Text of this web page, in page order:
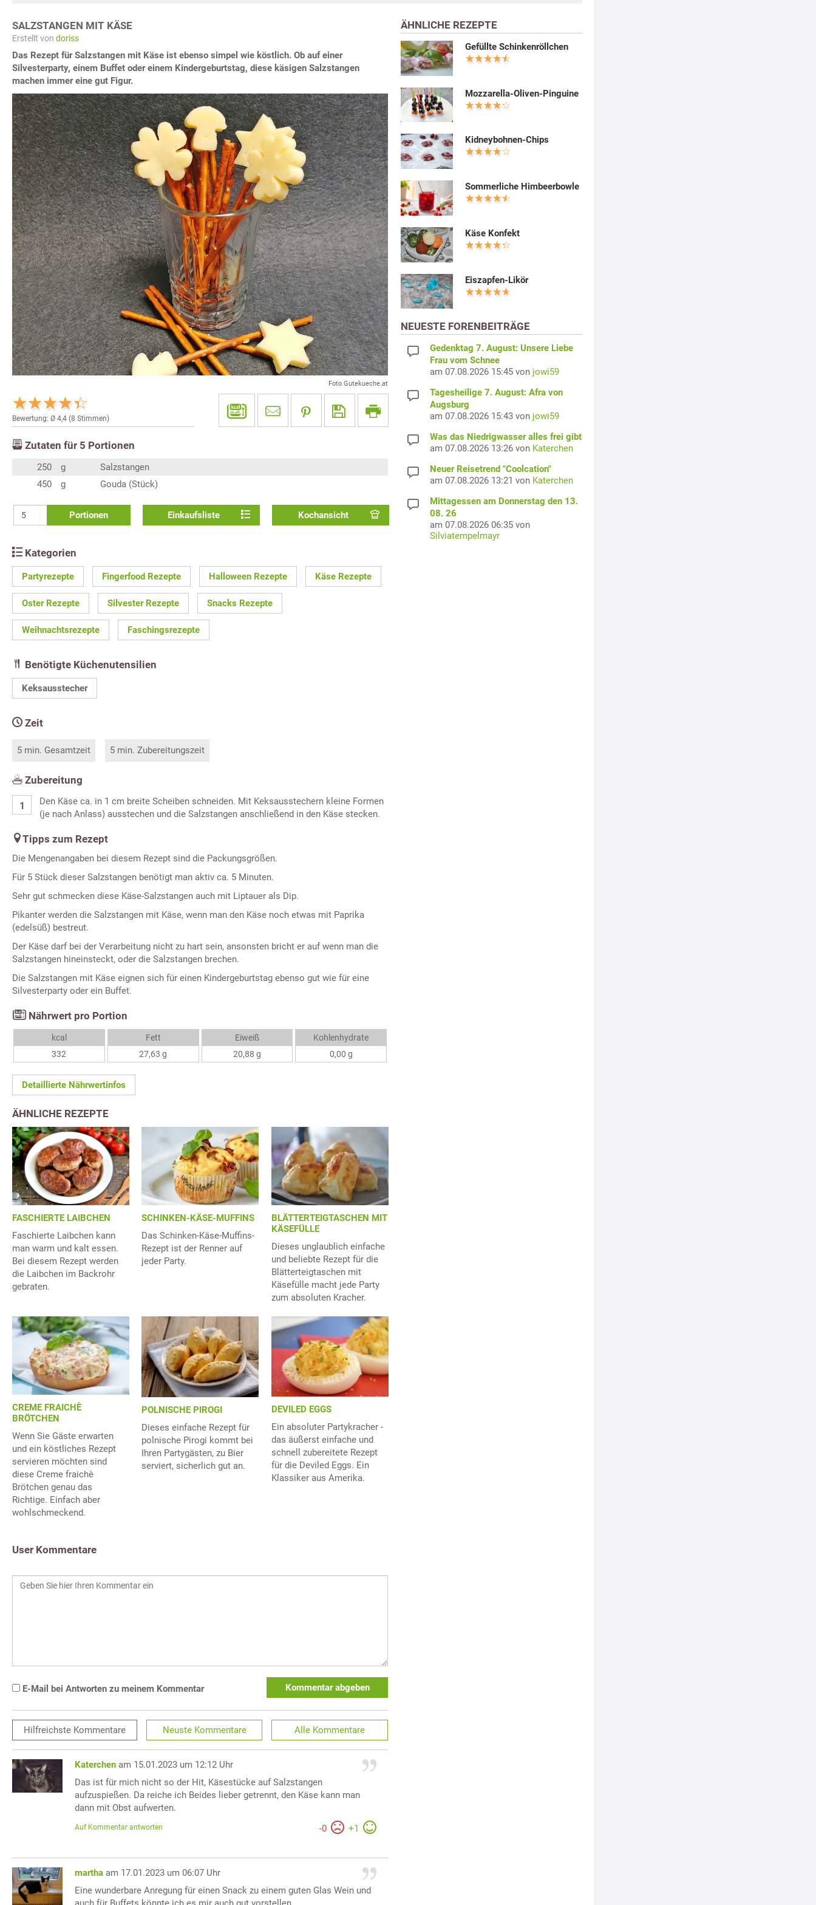
SALZSTANGEN MIT KÄSE
Erstellt von doriss
Das Rezept für Salzstangen mit Käse ist ebenso simpel wie köstlich. Ob auf einer
Silvesterparty, einem Buffet oder einem Kindergeburtstag, diese käsigen Salzstangen
machen immer eine gut Figur.
Foto Gutekueche.at
Bewertung: Ø 4,4 (8 Stimmen)
Zutaten für 5 Portionen
250 g
Salzstangen
450
g Gouda (Stück)
Portionen Einkaufsliste Kochansicht
Kategorien
Partyrezepte Fingerfood Rezepte Halloween Rezepte Käse Rezepte
Oster Rezepte Silvester Rezepte Snacks Rezepte
Weihnachtsrezepte Faschingsrezepte
Benötigte Küchenutensilien
Keksausstecher
Zeit
5 min. Gesamtzeit 5 min. Zubereitungszeit
Zubereitung
Den Käse ca. in 1 cm breite Scheiben schneiden. Mit Keksausstechern kleine Formen
(je nach Anlass) ausstechen und die Salzstangen anschließend in den Käse stecken.
Tipps zum Rezept
Die Mengenangaben bei diesem Rezept sind die Packungsgrößen.
Für 5 Stück dieser Salzstangen benötigt man aktiv ca. 5 Minuten.
Sehr gut schmecken diese Käse-Salzstangen auch mit Liptauer als Dip.
Pikanter werden die Salzstangen mit Käse, wenn man den Käse noch etwas mit Paprika
(edelsüß) bestreut.
Der Käse darf bei der Verarbeitung nicht zu hart sein, ansonsten bricht er auf wenn man die
Salzstangen hineinsteckt, oder die Salzstangen brechen.
Die Salzstangen mit Käse eignen sich für einen Kindergeburtstag ebenso gut wie für eine
Silvesterparty oder ein Buffet.
Nährwert pro Portion
kcal
332
Fett
27,63 g
Eiweiß
20,88 g
Kohlenhydrate
0,00 g
Detaillierte Nährwertinfos
ÄHNLICHE REZEPTE
FASCHIERTE LAIBCHEN
Faschierte Laibchen kann
man warm und kalt essen.
Bei diesem Rezept werden
die Laibchen im Backrohr
gebraten.
SCHINKEN-KÄSE-MUFFINS
Das Schinken-Käse-Muffins-
Rezept ist der Renner auf
jeder Party.
BLÄTTERTEIGTASCHEN MIT
KÄSEFÜLLE
Dieses unglaublich einfache
und beliebte Rezept für die
Blätterteigtaschen mit
Käsefülle macht jede Party
zum absoluten Kracher.
CREME FRAICHÈ
BRÖTCHEN
Wenn Sie Gäste erwarten
und ein köstliches Rezept
servieren möchten sind
diese Creme fraichè
Brötchen genau das
Richtige. Einfach aber
wohlschmeckend.
POLNISCHE PIROGI
Dieses einfache Rezept für
polnische Pirogi kommt bei
Ihren Partygästen, zu Bier
serviert, sicherlich gut an.
DEVILED EGGS
Ein absoluter Partykracher -
das äußerst einfache und
schnell zubereitete Rezept
für die Deviled Eggs. Ein
Klassiker aus Amerika.
User Kommentare
E-Mail bei Antworten zu meinem Kommentar Kommentar abgeben
Hilfreichste Kommentare Neuste Kommentare Alle Kommentare
Katerchen am 15.01.2023 um 12:12 Uhr
Das ist für mich nicht so der Hit, Käsestücke auf Salzstangen
aufzuspießen. Da reiche ich Beides lieber getrennt, den Käse kann man
dann mit Obst aufwerten.
-0 +1
Auf Kommentar antworten
martha am 17.01.2023 um 06:07 Uhr
Eine wunderbare Anregung für einen Snack zu einem guten Glas Wein und
ÄHNLICHE REZEPTE
Gefüllte Schinkenröllchen
Mozzarella-Oliven-Pinguine
Kidneybohnen-Chips
Sommerliche Himbeerbowle
Käse Konfekt
Eiszapfen-Likör
NEUESTE FORENBEITRÄGE
Gedenktag 7. August: Unsere Liebe
Frau vom Schnee
am 07.08.2026 15:45 von jowi59
Tagesheilige 7. August: Afra von
Augsburg
am 07.08.2026 15:43 von jowi59
Was das Niedrigwasser alles frei gibt
am 07.08.2026 13:26 von Katerchen
Neuer Reisetrend "Coolcation"
am 07.08.2026 13:21 von Katerchen
Mittagessen am Donnerstag den 13.
08. 26
am 07.08.2026 06:35 von
Silviatempelmayr